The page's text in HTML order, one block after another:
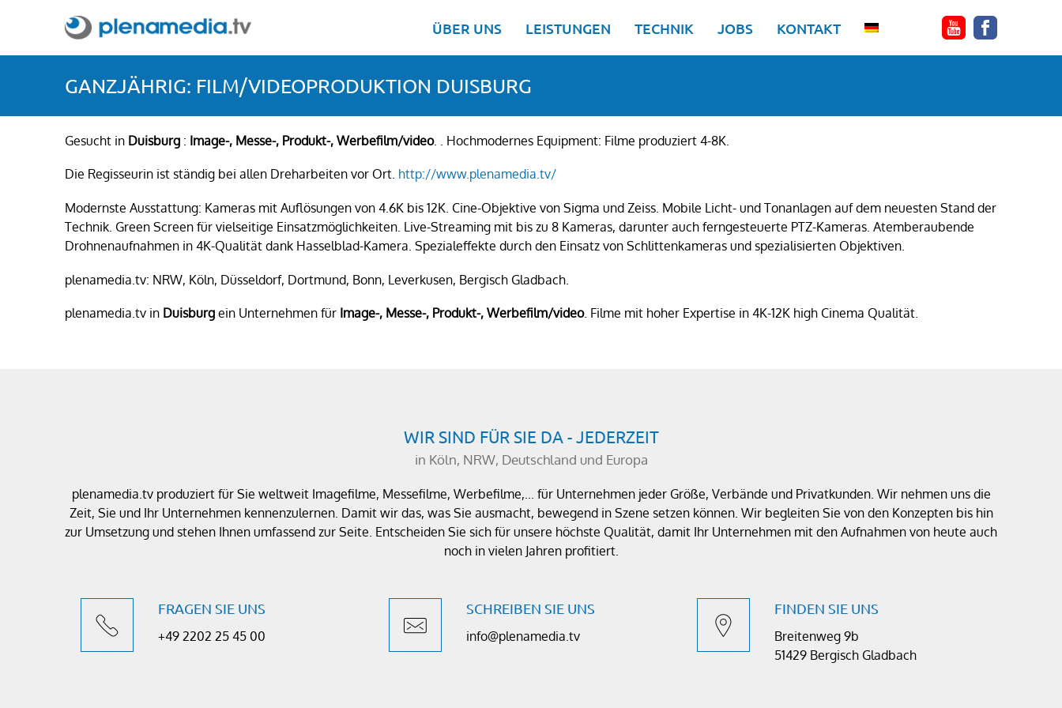
ÜBER UNS LEISTUNGEN TECHNIK JOBS KONTAKT
GANZJÄHRIG: FILM/VIDEOPRODUKTION DUISBURG
Gesucht in Duisburg : Image-, Messe-, Produkt-, Werbefilm/video. . Hochmodernes Equipment: Filme produziert 4-8K.
Die Regisseurin ist ständig bei allen Dreharbeiten vor Ort. http://www.plenamedia.tv/
Modernste Ausstattung: Kameras mit Auflösungen von 4.6K bis 12K. Cine-Objektive von Sigma und Zeiss. Mobile Licht- und Tonanlagen auf dem neuesten Stand der
Technik. Green Screen für vielseitige Einsatzmöglichkeiten. Live-Streaming mit bis zu 8 Kameras, darunter auch ferngesteuerte PTZ-Kameras. Atemberaubende
Drohnenaufnahmen in 4K-Qualität dank Hasselblad-Kamera. Spezialeffekte durch den Einsatz von Schlittenkameras und spezialisierten Objektiven.
plenamedia.tv: NRW, Köln, Düsseldorf, Dortmund, Bonn, Leverkusen, Bergisch Gladbach.
plenamedia.tv in Duisburg ein Unternehmen für Image-, Messe-, Produkt-, Werbefilm/video. Filme mit hoher Expertise in 4K-12K high Cinema Qualität.
WIR SIND FÜR SIE DA - JEDERZEIT
in Köln, NRW, Deutschland und Europa
plenamedia.tv produziert für Sie weltweit Imagefilme, Messefilme, Werbefilme,... für Unternehmen jeder Größe, Verbände und Privatkunden. Wir nehmen uns die
Zeit, Sie und Ihr Unternehmen kennenzulernen. Damit wir das, was Sie ausmacht, bewegend in Szene setzen können. Wir begleiten Sie von den Konzepten bis hin
zur Umsetzung und stehen Ihnen umfassend zur Seite. Entscheiden Sie sich für unsere höchste Qualität, damit Ihr Unternehmen mit den Aufnahmen von heute auch
noch in vielen Jahren profitiert.
FRAGEN SIE UNS
+49 2202 25 45 00
SCHREIBEN SIE UNS
info@plenamedia.tv
FINDEN SIE UNS
Breitenweg 9b
51429 Bergisch Gladbach